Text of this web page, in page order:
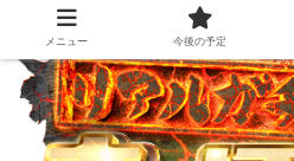
メニュー 今後の予定